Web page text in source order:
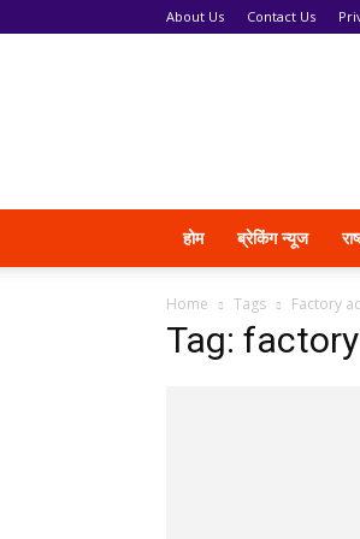
About Us Contact Us
होम ब्रेकिंग न्यूज
Home Tags Factory
Tag: